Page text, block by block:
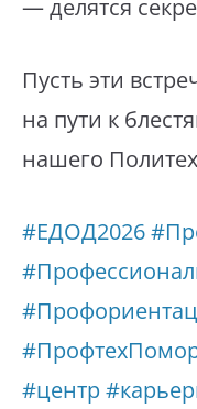
— делятся
⁣Пусть эти
на пути к
нашего
#ЕДОД2026
#центр